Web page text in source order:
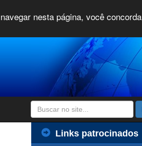
nesta página, você concorda
Links patrocinados